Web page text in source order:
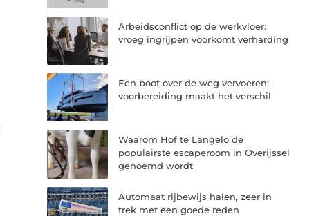
Arbeidsconflict op de werkvloer:
vroeg ingrijpen voorkomt verharding
Een boot over de weg vervoeren:
voorbereiding maakt het verschil
Waarom Hof te Langelo de
populairste escaperoom in Overijssel
genoemd wordt
Automaat rijbewijs halen, zeer in
trek met een goede reden